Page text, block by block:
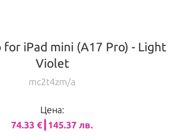
for iPad mini (A17 Pro) - Light
Violet
mc2t4zm/a
Цена:
74.33 €┃145.37 лв.